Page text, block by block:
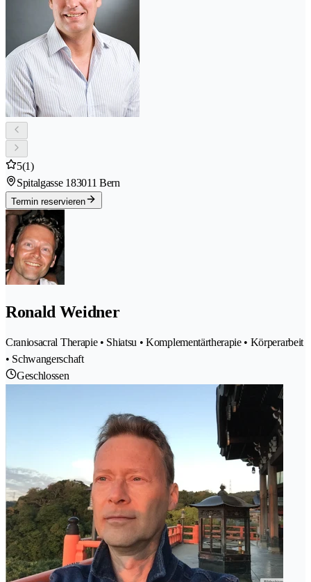
5(1)
Spitalgasse 183011 Bern
Termin reservieren
Ronald Weidner
Craniosacral Therapie • Shiatsu • Komplementärtherapie • Körperarbeit
• Schwangerschaft
Geschlossen